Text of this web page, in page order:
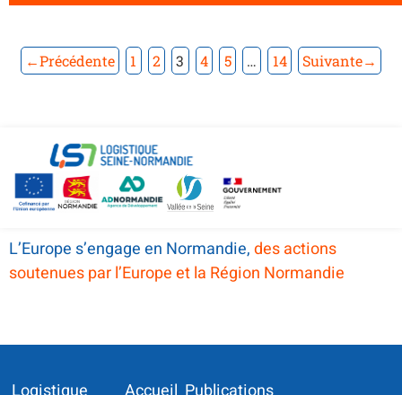
←Précédente 1 2 3 4 5 … 14 Suivante→
L’Europe s’engage en Normandie,des actions
soutenues par l’Europe et la Région Normandie